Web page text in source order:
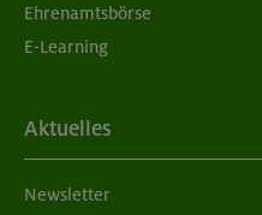
Ehrenamtsbörse
E-Learning
Aktuelles
Newsletter